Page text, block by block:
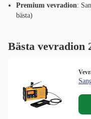
Premium vevradion:
bästa)
Bästa vevradion